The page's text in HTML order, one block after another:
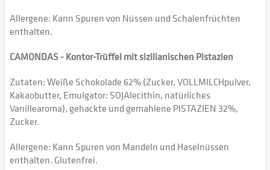
Allergene: Kann Spuren von Nüssen und Schalenfrüchten
enthalten.
CAMONDAS - Kontor-Trüffel mit sizilianischen Pistazien
Zutaten: Weiße Schokolade 62% (Zucker, VOLLMILCHpulver,
Kakaobutter, Emulgator: SOJAlecithin, natürliches
Vanillearoma), gehackte und gemahlene PISTAZIEN 32%,
Zucker.
Allergene: Kann Spuren von Mandeln und Haselnüssen
enthalten. Glutenfrei.